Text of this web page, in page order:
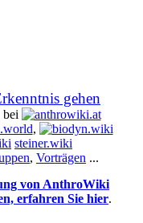
gehen
,
steiner.wiki
, Vorträgen ...
von AnthroWiki
erfahren Sie hier.